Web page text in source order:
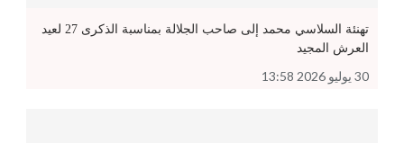
تهنئة السلاسي محمد إلى صاحب الجلالة بمناسبة الذكرى 27 لعيد
العرش المجيد
30 يوليو 2026 13:58